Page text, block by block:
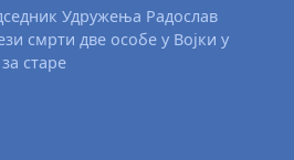
Удружења Радослав
смрти две особе у Војки у
старе